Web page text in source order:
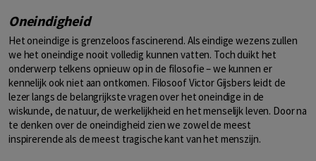
Oneindigheid
Het oneindige is grenzeloos fascinerend. Als eindige wezens zullen
we het oneindige nooit volledig kunnen vatten. Toch duikt het
onderwerp telkens opnieuw op in de filosofie – we kunnen er
kennelijk ook niet aan ontkomen. Filosoof Victor Gijsbers leidt de
lezer langs de belangrijkste vragen over het oneindige in de
wiskunde, de natuur, de werkelijkheid en het menselijk leven. Door na
te denken over de oneindigheid zien we zowel de meest
inspirerende als de meest tragische kant van het menszijn.